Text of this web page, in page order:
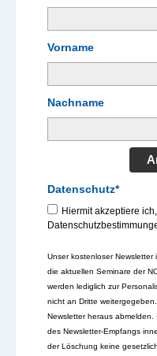
Vorname
Nachname
Datenschutz*
Hiermit akzeptiere
Unser kostenloser Newsletter
die aktuellen Seminare der
werden lediglich zur
nicht an Dritte
Newsletter heraus
des Newsletter-Empfangs
der Löschung keine